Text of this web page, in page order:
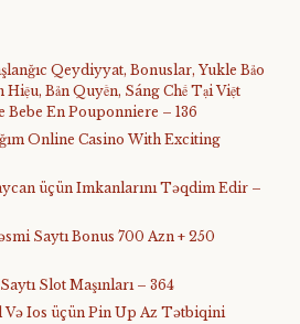
Qeydiyyat, Bonuslar, Yukle Bảo
Bản Quyền, Sáng Chế Tại Việt
Bebe En Pouponniere – 136
Online Casino With Exciting
üçün Imkanlarını Təqdim Edir –
Saytı Bonus 700 Azn + 250
Slot Maşınları – 364
Ios üçün Pin Up Az Tətbiqini